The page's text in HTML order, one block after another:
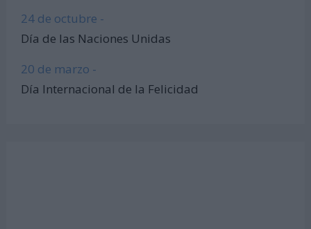
24 de octubre -
Día de las Naciones Unidas
20 de marzo -
Día Internacional de la Felicidad